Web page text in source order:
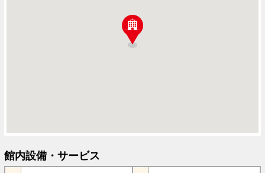
館内設備・サービス